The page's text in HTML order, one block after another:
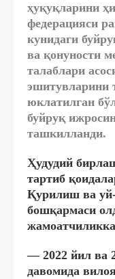
ҳуқуқларини
федерацияси
кунидаги
ва қонуности
талаблари
эшитувларини
юклатилган
буйруқ
ташкилланди.
Ҳудудий
тартиб
Қурилиш ва
бошқармаси
— 2022 йил ва
давомида